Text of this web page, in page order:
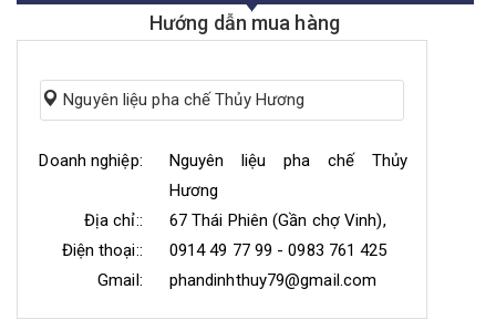
Hướng dẫn mua hàng
Nguyên liệu pha chế Thủy Hương
Doanh nghiệp:
Nguyên liệu pha chế Thủy
Hương
Địa chỉ::
67 Thái Phiên (Gần chợ Vinh),
Điện thoại::
0914 49 77 99 - 0983 761 425
Gmail:
phandinhthuy79@gmail.com